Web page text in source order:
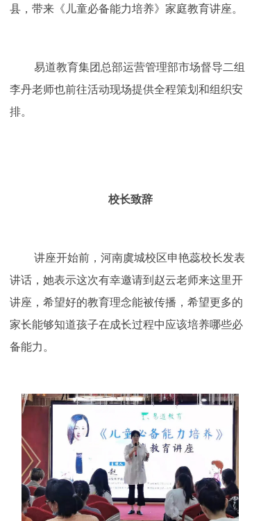
县，带来《儿童必备能力培养》家庭教育讲座。
易道教育集团总部运营管理部市场督导二组
李丹老师也前往活动现场提供全程策划和组织安
排。
校长致辞
讲座开始前，河南虞城校区申艳蕊校长发表
讲话，她表示这次有幸邀请到赵云老师来这里开
讲座，希望好的教育理念能被传播，希望更多的
家长能够知道孩子在成长过程中应该培养哪些必
备能力。